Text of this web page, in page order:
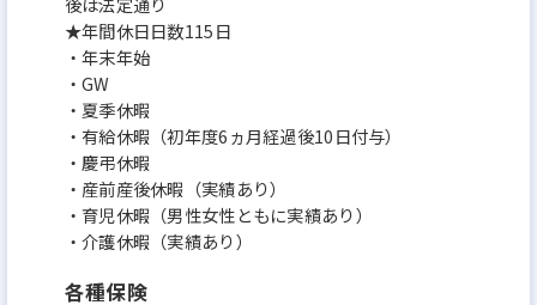
★年間休日日数115日
・年末年始
・GW
・夏季休暇
・有給休暇（初年度6ヵ月経過後10日付与）
・慶弔休暇
・産前産後休暇（実績あり）
・育児休暇（男性女性ともに実績あり）
・介護休暇（実績あり）
各種保険